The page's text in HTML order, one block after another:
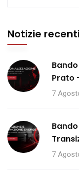
Notizie recenti
Prato
7
7